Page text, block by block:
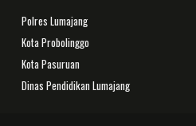
Polres Lumajang
Kota Probolinggo
Kota Pasuruan
Dinas Pendidikan Lumajang